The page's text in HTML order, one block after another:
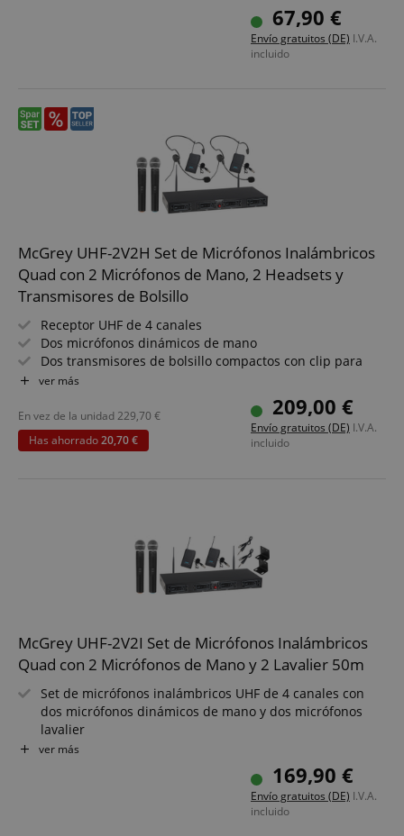
Duración de batería aprox. 8 horas
67,90 €
Envío gratuitos (DE) I.V.A.
incluido
McGrey UHF-2V2H Set de Micrófonos Inalámbricos
Quad con 2 Micrófonos de Mano, 2 Headsets y
Transmisores de Bolsillo
Receptor UHF de 4 canales
Dos micrófonos dinámicos de mano
Dos transmisores de bolsillo compactos con clip para
cinturón
Alcance de 50 metros
Duración aproximada de 8 horas
ver más
209,00 €
Envío gratuitos (DE) I.V.A.
incluido
En vez de la unidad229,70 €
Has ahorrado20,70 €
McGrey UHF-2V2I Set de Micrófonos Inalámbricos
Quad con 2 Micrófonos de Mano y 2 Lavalier 50m
Set de micrófonos inalámbricos UHF de 4 canales con
dos micrófonos dinámicos de mano y dos micrófonos
lavalier
Transmisor compacto de bolsillo con clip para cinturón
Micrófonos optimizados para voz y canto
Duración de batería aprox. 8 horas
También usable como sistema inalámbrico para
ver más
169,90 €
Envío gratuitos (DE) I.V.A.
incluido